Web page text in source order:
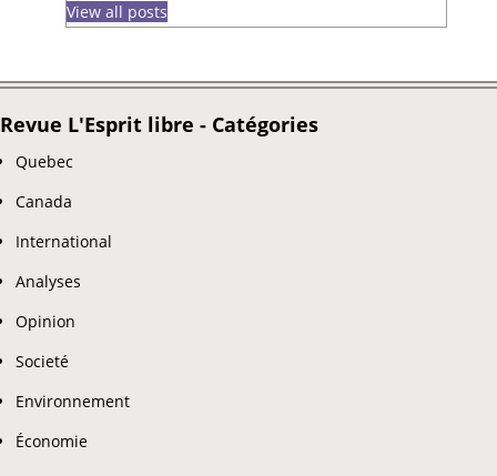
View all posts
Revue L'Esprit libre - Catégories
Quebec
Canada
International
Analyses
Opinion
Societé
Environnement
Économie